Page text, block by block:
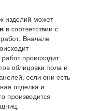
изделий может
в соответствии с
Вначале
происходит
облицовки пола и
если они есть
отделка и
производится